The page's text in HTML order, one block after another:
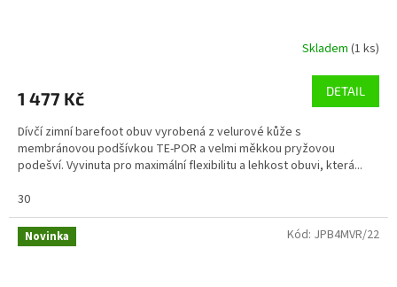
Skladem (1 ks)
1 477 Kč DETAIL
Dívčí zimní barefoot obuv vyrobená z velurové kůže s
membránovou podšívkou TE-POR a velmi měkkou pryžovou
podešví. Vyvinuta pro maximální flexibilitu a lehkost obuvi, která...
30
Novinka Kód: JPB4MVR/22